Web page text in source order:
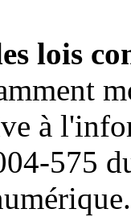
lois
à
575